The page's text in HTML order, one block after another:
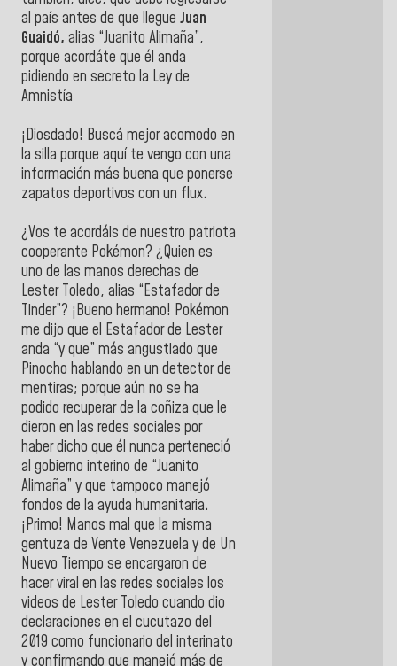
al país antes de que llegue Juan
Guaidó, alias “Juanito Alimaña”,
porque acordáte que él anda
pidiendo en secreto la Ley de
Amnistía
¡Diosdado! Buscá mejor acomodo en
la silla porque aquí te vengo con una
información más buena que ponerse
zapatos deportivos con un flux.
¿Vos te acordáis de nuestro patriota
cooperante Pokémon? ¿Quien es
uno de las manos derechas de
Lester Toledo, alias “Estafador de
Tinder”? ¡Bueno hermano! Pokémon
me dijo que el Estafador de Lester
anda “y que” más angustiado que
Pinocho hablando en un detector de
mentiras; porque aún no se ha
podido recuperar de la coñiza que le
dieron en las redes sociales por
haber dicho que él nunca perteneció
al gobierno interino de “Juanito
Alimaña” y que tampoco manejó
fondos de la ayuda humanitaria.
¡Primo! Manos mal que la misma
gentuza de Vente Venezuela y de Un
Nuevo Tiempo se encargaron de
hacer viral en las redes sociales los
videos de Lester Toledo cuando dio
declaraciones en el cucutazo del
2019 como funcionario del interinato
y confirmando que manejó más de